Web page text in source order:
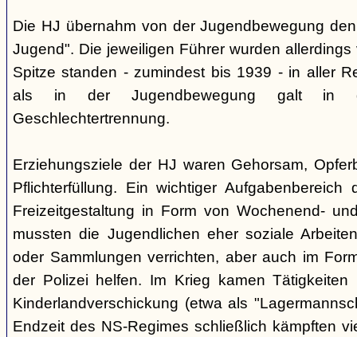
Die HJ übernahm von der Jugendbewegung
Jugend". Die jeweiligen Führer wurden
Spitze standen - zumindest bis 1939 - in aller
als in der Jugendbewegung galt in
Geschlechtertrennung.
Erziehungsziele der HJ waren Gehorsam,
Pflichterfüllung. Ein wichtiger
Freizeitgestaltung in Form von Wochenend-
mussten die Jugendlichen eher soziale
oder Sammlungen verrichten, aber auch im
der Polizei helfen. Im Krieg kamen
Kinderlandverschickung (etwa als
Endzeit des NS-Regimes schließlich kämpften